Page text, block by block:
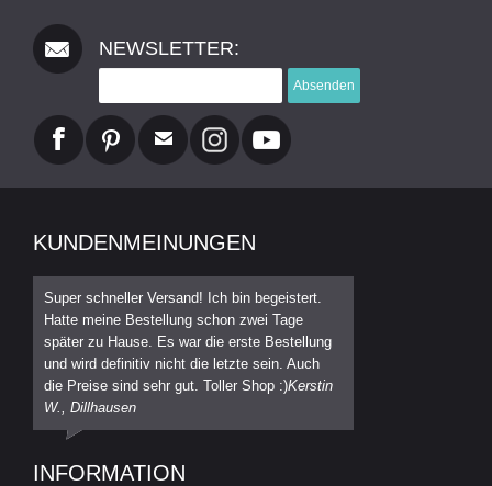
NEWSLETTER:
Absenden
KUNDENMEINUNGEN
Super schneller Versand! Ich bin begeistert.
Hatte meine Bestellung schon zwei Tage
später zu Hause. Es war die erste Bestellung
und wird definitiv nicht die letzte sein. Auch
die Preise sind sehr gut. Toller Shop :)Kerstin
W., Dillhausen
INFORMATION